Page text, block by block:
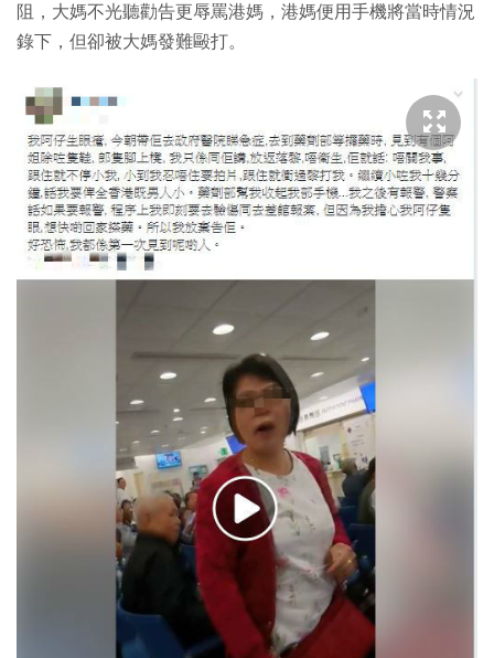
阻，大媽不光聽勸告更辱罵港媽，港媽便用手機將當時情況
錄下，但卻被大媽發難毆打。